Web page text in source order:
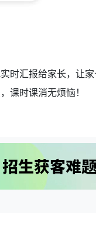
时汇报给家长，让
课时课消无烦恼！